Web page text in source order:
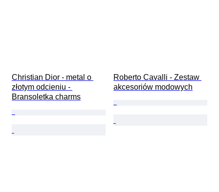
Christian Dior - metal o
złotym odcieniu -
Bransoletka charms
Roberto Cavalli - Zestaw
akcesoriów modowych